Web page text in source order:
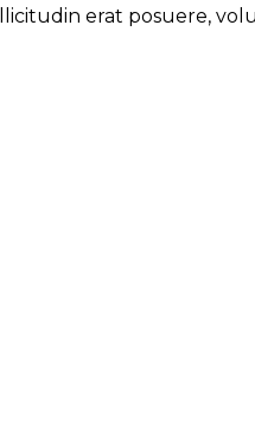
erat posuere,